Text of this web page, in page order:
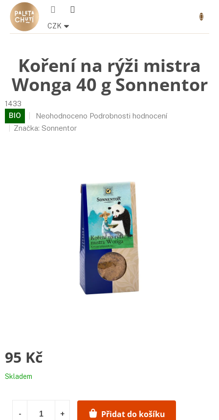
Přejít
obsah
CZK
košík
Koření na rýži mistra
Wonga 40 g Sonnentor
1433
BIO
Průměrné
hodnocení
Neohodnoceno Podrobnosti hodnocení
Značka:Sonnentor
95 Kč
Měrná
Skladem
Přidat do košíku